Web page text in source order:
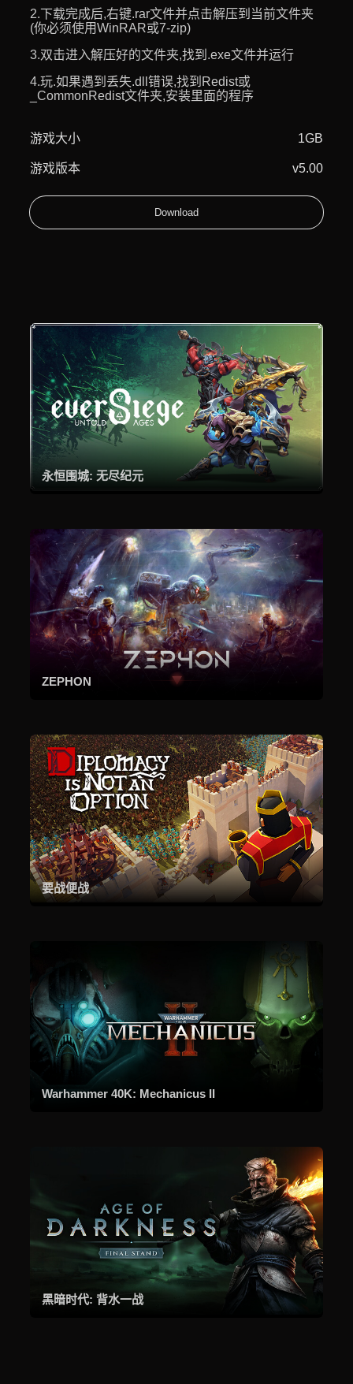
2.下载完成后,右键.rar文件并点击解压到当前文件夹
(你必须使用WinRAR或7-zip)
3.双击进入解压好的文件夹,找到.exe文件并运行
4.玩.如果遇到丢失.dll错误,找到Redist或
_CommonRedist文件夹,安装里面的程序
游戏大小 1GB
游戏版本 v5.00
Download
永恒围城: 无尽纪元
ZEPHON
要战便战
Warhammer 40K: Mechanicus II
黑暗时代: 背水一战